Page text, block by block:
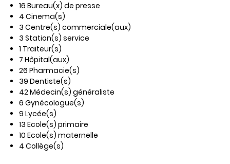
16 Bureau(x) de presse
4 Cinema(s)
3 Centre(s) commerciale(aux)
3 Station(s) service
1 Traiteur(s)
7 Hôpital(aux)
26 Pharmacie(s)
39 Dentiste(s)
42 Médecin(s) généraliste
6 Gynécologue(s)
9 Lycée(s)
13 Ecole(s) primaire
10 Ecole(s) maternelle
4 Collège(s)